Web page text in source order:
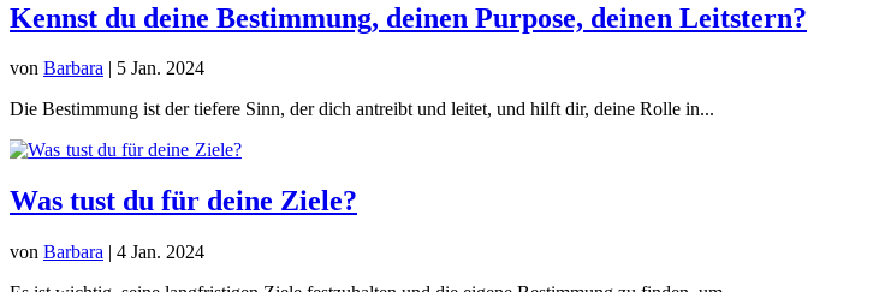
Kennst du deine Bestimmung, deinen Purpose, deinen Leitstern?
von Barbara
5 Jan. 2024
Die Bestimmung ist der tiefere Sinn, der dich antreibt und leitet, und hilft dir, deine Rolle in...
Was tust du für deine Ziele?
von Barbara | 4 Jan. 2024